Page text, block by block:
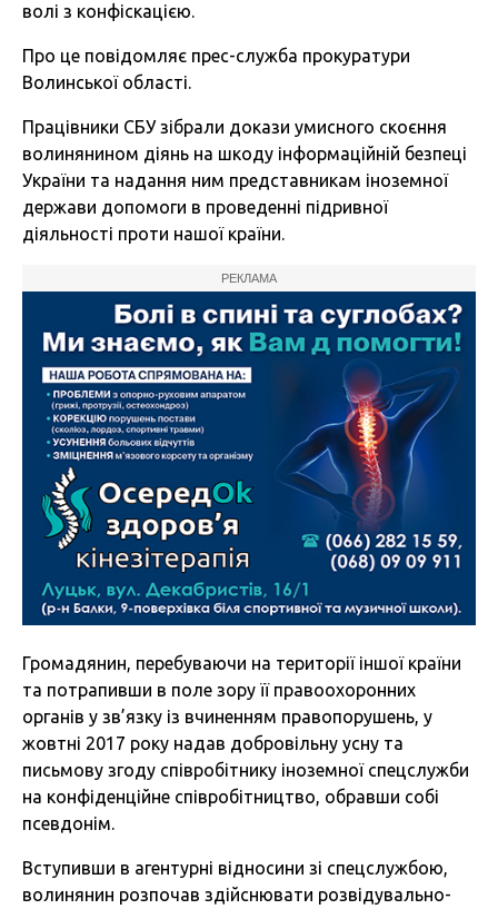
волі з конфіскацією.
Про це повідомляє прес-служба прокуратури
Волинської області.
Працівники СБУ зібрали докази умисного скоєння
волинянином діянь на шкоду інформаційній безпеці
України та надання ним представникам іноземної
держави допомоги в проведенні підривної
діяльності проти нашої країни.
РЕКЛАМА
Громадянин, перебуваючи на території іншої країни
та потрапивши в поле зору її правоохоронних
органів у зв’язку із вчиненням правопорушень, у
жовтні 2017 року надав добровільну усну та
письмову згоду співробітнику іноземної спецслужби
на конфіденційне співробітництво, обравши собі
псевдонім.
Вступивши в агентурні відносини зі спецслужбою,
волинянин розпочав здійснювати розвідувально-